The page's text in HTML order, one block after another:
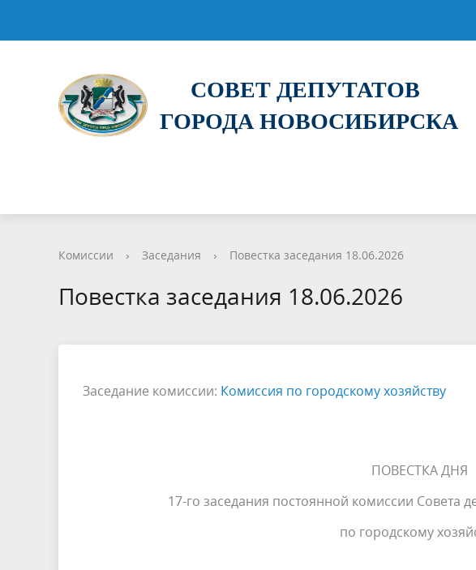
СОВЕТ ДЕПУТАТОВ
ГОРОДА НОВОСИБИРСКА
Комиссии › Заседания › Повестка заседания 18.06.2026
Повестка заседания 18.06.2026
Заседание комиссии: Комиссия по городскому хозяйству
ПОВЕСТКА ДНЯ
17-го заседания постоянной комиссии Совета
по городскому